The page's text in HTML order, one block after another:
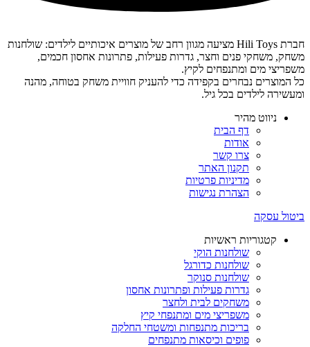
חברת Hili Toys מציעה מגוון רחב של מוצרים איכותיים לילדים: שולחנות
משחק, משחקי פנים וחצר, גדרות פעילות, פתרונות אחסון חכמים,
משפריצי מים ומתנפחים לקיץ.
כל המוצרים נבחרים בקפידה כדי להעניק חוויית משחק בטוחה, מהנה
ומעשירה לילדים בכל גיל.
ניווט מהיר
דף הבית
אודות
צרו קשר
תקנון האתר
מדיניות פרטיות
הצהרת נגישות
ביטול עסקה
קטגוריות ראשיות
שולחנות הוקי
שולחנות כדורגל
שולחנות סנוקר
גדרות פעילות ופתרונות אחסון
משחקים לבית ולחצר
משפריצי מים ומתנפחי קיץ
בריכות מתנפחות ומשטחי החלקה
פופים וכיסאות מתנפחים